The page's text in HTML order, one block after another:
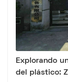
Explorando
del plástico: